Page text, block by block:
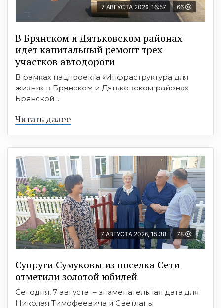
7 АВГУСТА 2026, 16:57 66
В Брянском и Дятьковском районах
идет капитальный ремонт трех
участков автодороги
В рамках нацпроекта «Инфраструктура для
жизни» в Брянском и Дятьковском районах
Брянской ...
Читать далее
7 АВГУСТА 2026, 15:38 78
Супруги Сумуковы из поселка Сети
отметили золотой юбилей
Сегодня, 7 августа – знаменательная дата для
Николая Тимофеевича и Светланы